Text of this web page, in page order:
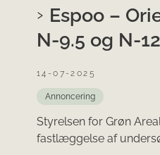
Espoo –
N-9.5 og N-
14-07-2025
Annoncering
Styrelsen for Grøn
fastlæggelse af